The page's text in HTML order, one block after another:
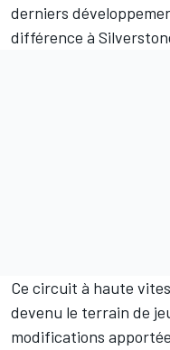
derniers
différence à
Ce circuit à haute
devenu le terrain de
modifications